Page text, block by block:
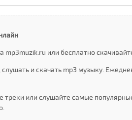
или бесплатно
и скачать mp3 музыку.
или слушайте самые